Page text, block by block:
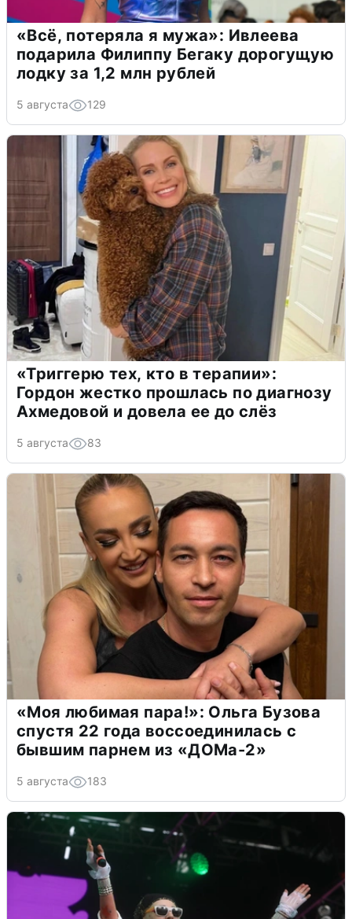
«Всё, потеряла я мужа»: Ивлеева
подарила Филиппу Бегаку дорогущую
лодку за 1,2 млн рублей
5 августа 129
«Триггерю тех, кто в терапии»:
Гордон жестко прошлась по диагнозу
Ахмедовой и довела ее до слёз
5 августа 83
«Моя любимая пара!»: Ольга Бузова
спустя 22 года воссоединилась с
бывшим парнем из «ДОМа-2»
5 августа 183